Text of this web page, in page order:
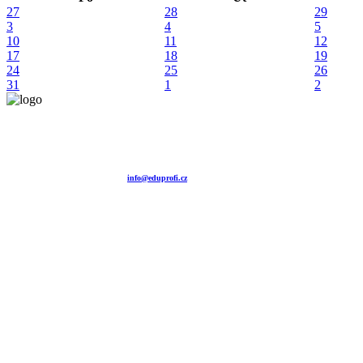
27
28 29
3
4 5
10
11 12
17
18 19
24
25 26
31
1 2
info@eduprofi.cz